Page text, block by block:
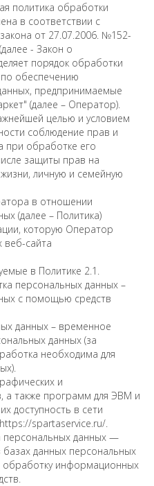
политика обработки
в соответствии с
от 27.07.2006. №152-
- Закон о
порядок обработки
обеспечению
предпринимаемые
(далее – Оператор).
целью и условием
соблюдение прав и
при обработке его
защиты прав на
личную и семейную
в отношении
(далее – Политика)
которую Оператор
веб-сайта
в Политике 2.1.
персональных данных –
с помощью средств
данных – временное
данных (за
необходима для
и
также программ для ЭВМ и
доступность в сети
spartaservice.ru/.
данных —
данных персональных
информационных